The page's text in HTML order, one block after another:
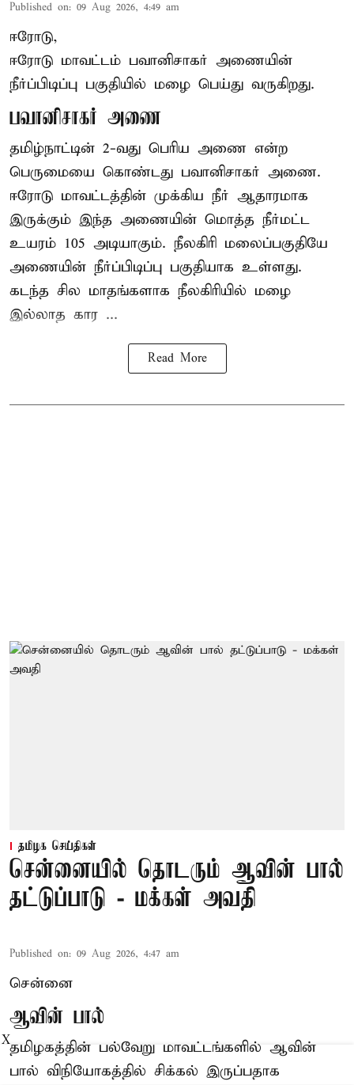
Published on: 09 Aug 2026, 4:49 am
ஈரோடு,
ஈரோடு மாவட்டம் பவானிசாகர் அணையின்
நீர்ப்பிடிப்பு பகுதியில் மழை பெய்து வருகிறது.
பவானிசாகர் அணை
தமிழ்நாட்டின் 2-வது பெரிய அணை என்ற
பெருமையை கொண்டது பவானிசாகர் அணை.
ஈரோடு மாவட்டத்தின் முக்கிய நீர் ஆதாரமாக
இருக்கும் இந்த அணையின் மொத்த நீர்மட்ட
உயரம் 105 அடியாகும். நீலகிரி மலைப்பகுதியே
அணையின் நீர்ப்பிடிப்பு பகுதியாக உள்ளது.
கடந்த சில மாதங்களாக நீலகிரியில் மழை
இல்லாத கார ...
Read More
தமிழக செய்திகள்
சென்னையில் தொடரும் ஆவின் பால்
தட்டுப்பாடு - மக்கள் அவதி
Published on: 09 Aug 2026, 4:47 am
சென்னை
ஆவின் பால்
தமிழகத்தின் பல்வேறு மாவட்டங்களில் ஆவின்
பால் விநியோகத்தில் சிக்கல் இருப்பதாக
X